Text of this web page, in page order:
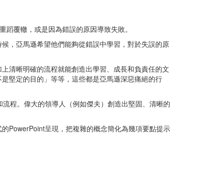
覆轍，或是因為錯誤的原因導致失敗。
，亞馬遜希望他們能夠從錯誤中學習，對於失誤的原
清晰明確的流程就能創造出學習、成長和負責任的文
堅定的目的」等等，這些都是亞馬遜深惡痛絕的行
程。偉大的領導人（例如傑夫）創造出堅固、清晰的
PowerPoint呈現，把複雜的概念簡化為幾項要點提示